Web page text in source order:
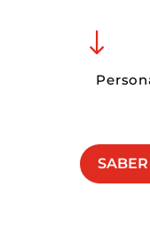
"